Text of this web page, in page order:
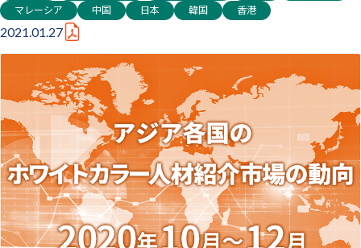
マレーシア
中国 日本 韓国 香港
2021.01.27